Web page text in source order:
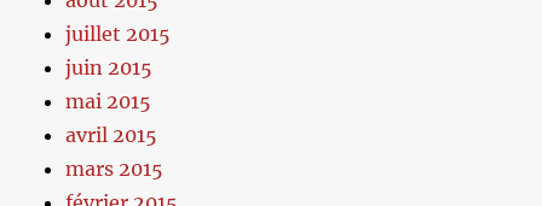
juillet 2015
juin 2015
mai 2015
avril 2015
mars 2015